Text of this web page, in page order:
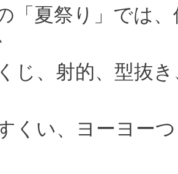
「夏祭り」では、
じ、射的、型抜
くい、ヨーヨーつ